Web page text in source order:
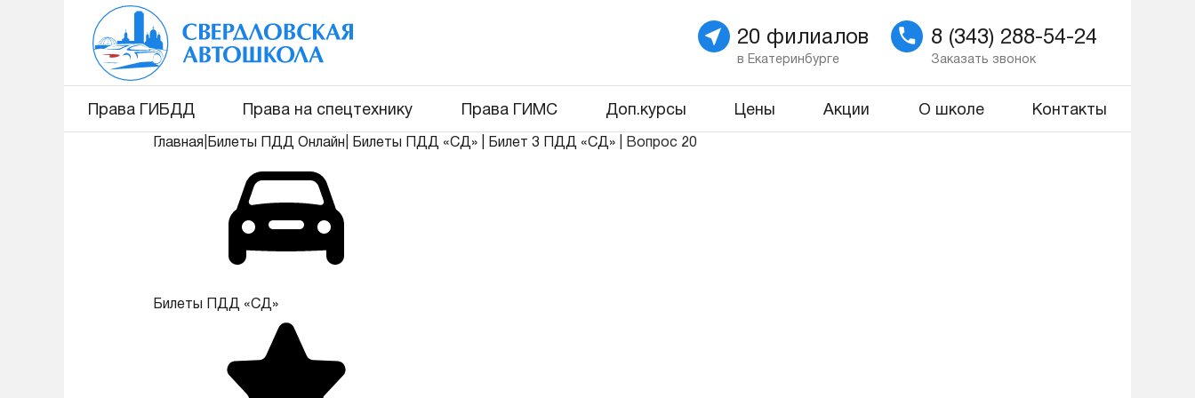
20 филиалов
в Екатеринбурге
8 (343) 288-54-24
Заказать звонок
Права ГИБДД Права на спецтехнику Права ГИМС Доп.курсы Цены Акции О школе Контакты
Главная Билеты ПДД Онлайн Билеты ПДД «СД» Билет 3 ПДД «СД» Вопрос 20
Билеты ПДД «СД»